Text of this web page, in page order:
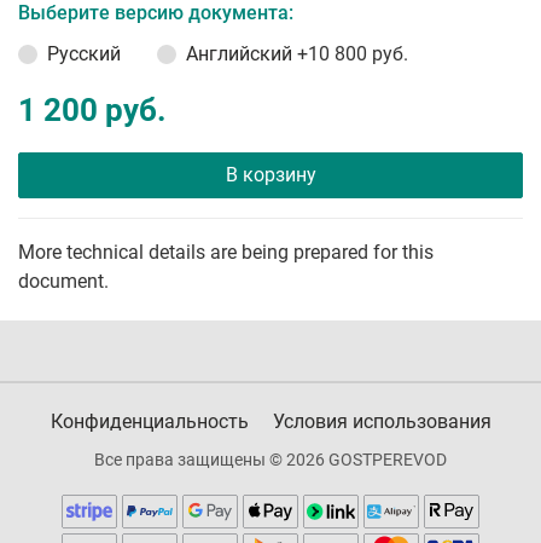
Выберите версию документа:
Русский
Английский +10 800 руб.
1 200 руб.
В корзину
More technical details are being prepared for this
document.
Конфиденциальность Условия использования
Все права защищены © 2026 GOSTPEREVOD